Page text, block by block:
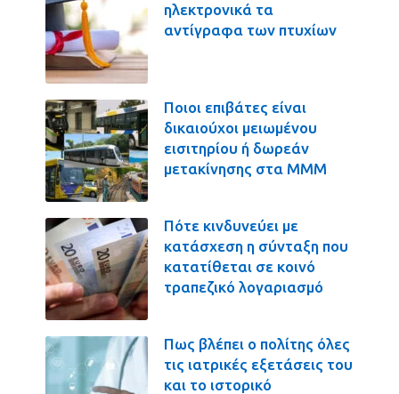
ηλεκτρονικά τα
αντίγραφα των πτυχίων
Ποιοι επιβάτες είναι
δικαιούχοι μειωμένου
εισιτηρίου ή δωρεάν
μετακίνησης στα ΜΜΜ
Πότε κινδυνεύει με
κατάσχεση η σύνταξη που
κατατίθεται σε κοινό
τραπεζικό λογαριασμό
Πως βλέπει ο πολίτης όλες
τις ιατρικές εξετάσεις του
και το ιστορικό